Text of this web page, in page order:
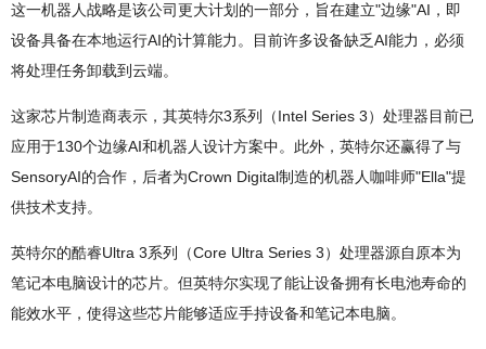
这一机器人战略是该公司更大计划的一部分，旨在建立"边缘"AI，即
设备具备在本地运行AI的计算能力。目前许多设备缺乏AI能力，必须
将处理任务卸载到云端。
这家芯片制造商表示，其英特尔3系列（Intel Series 3）处理器目前已
应用于130个边缘AI和机器人设计方案中。此外，英特尔还赢得了与
SensoryAI的合作，后者为Crown Digital制造的机器人咖啡师"Ella"提
供技术支持。
英特尔的酷睿Ultra 3系列（Core Ultra Series 3）处理器源自原本为
笔记本电脑设计的芯片。但英特尔实现了能让设备拥有长电池寿命的
能效水平，使得这些芯片能够适应手持设备和笔记本电脑。